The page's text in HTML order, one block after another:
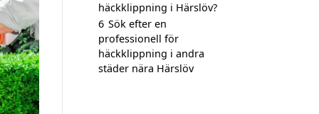
häckklippning i Härslöv?
6 Sök efter en
professionell för
häckklippning i andra
städer nära Härslöv